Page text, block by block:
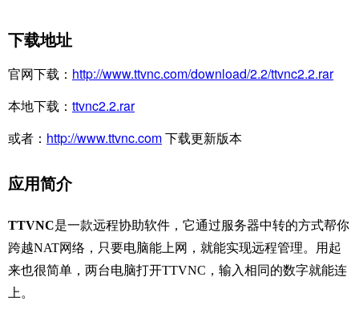
下载地址
官网下载： http://www.ttvnc.com/download/2.2/ttvnc2.2.rar
本地下载： ttvnc2.2.rar
或者： http://www.ttvnc.com​ 下载更新版本
应用简介
TTVNC是一款远程协助软件，它通过服务器中转的方式帮你
跨越NAT网络，只要电脑能上网，就能实现远程管理。用起
来也很简单，两台电脑打开TTVNC，输入相同的数字就能连
上。